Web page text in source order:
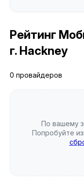
Рейтинг
г. Hackney
0 провайдеров
По вашему
Попробуйте